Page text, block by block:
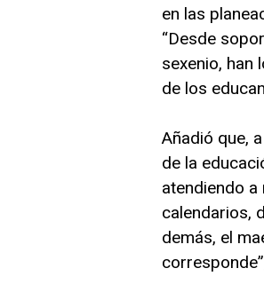
en las
“Desde
sexenio, han
de los
Añadió que,
de la
atendiendo a
calendarios,
demás, el